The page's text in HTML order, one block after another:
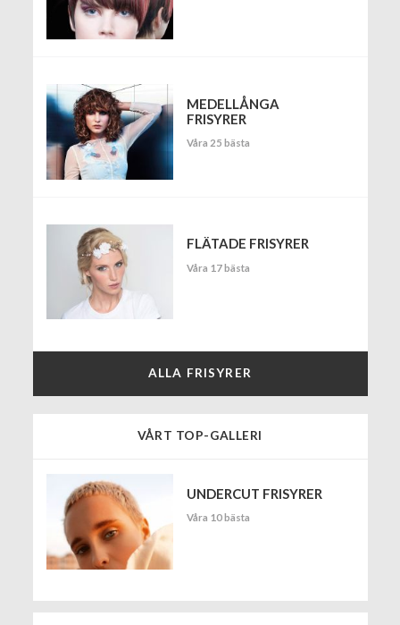
MEDELLÅNGA
FRISYRER
Våra 25 bästa
FLÄTADE FRISYRER
Våra 17 bästa
ALLA FRISYRER
VÅRT TOP-GALLERI
UNDERCUT FRISYRER
Våra 10 bästa